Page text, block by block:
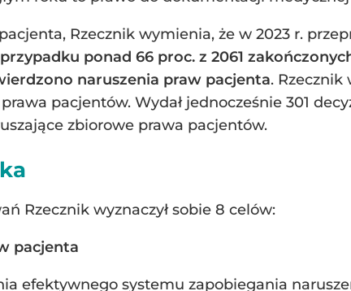
Rzecznik wymienia, że w 2023 r.
ponad 66 proc. z 2061
naruszenia praw pacjenta. Rzecznik
pacjentów. Wydał jednocześnie 301
zbiorowe prawa pacjentów.
Rzecznik wyznaczył sobie 8 celów:
pacjenta
efektywnego systemu zapobiegania